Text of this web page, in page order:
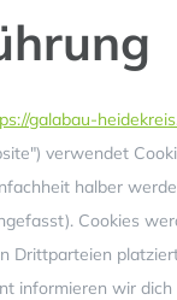
galabau-
verwendet
halber
Cookies
Drittparteien
informieren wir dich